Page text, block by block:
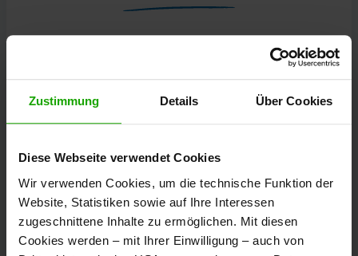
Zustimmung Details Über Cookies
Diese Webseite verwendet Cookies
Wir verwenden Cookies, um die technische Funktion der
Website, Statistiken sowie auf Ihre Interessen
zugeschnittene Inhalte zu ermöglichen. Mit diesen
Cookies werden – mit Ihrer Einwilligung – auch von
Österreich
+43/463/3000
info@kaernten.at
Bleibe informiert!